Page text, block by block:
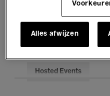
Onderwijs
Hosted Events
Alles afwijzen